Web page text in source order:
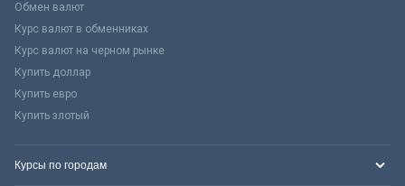
Обмен валют
Курс валют в обменниках
Курс валют на черном рынке
Купить доллар
Купить евро
Купить злотый
Курсы по городам